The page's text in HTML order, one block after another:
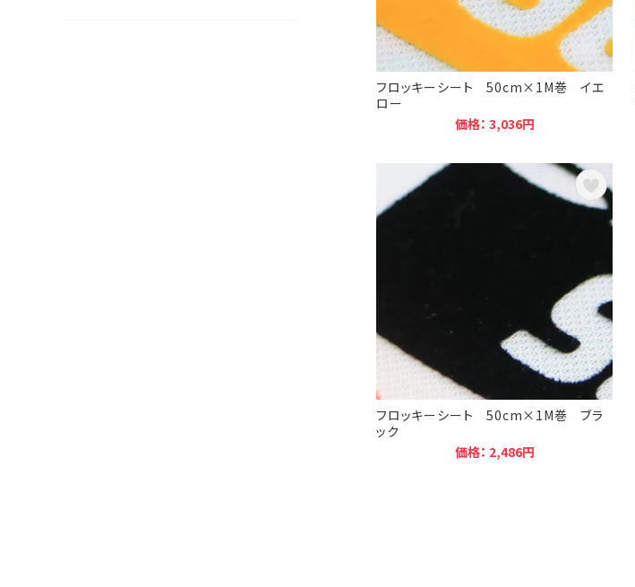
フロッキーシート 50cm×1M巻 イエ
ロー
価格： 3,036円
フロッキーシート 50cm×1M巻 ブラ
ック
価格： 2,486円